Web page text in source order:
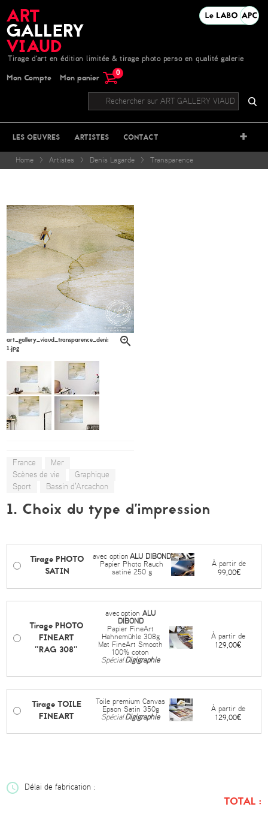
Tirage d'art en édition limitée & tirage photo perso en qualité galerie
Mon Compte Mon panier 0
LES OEUVRES ARTISTES CONTACT +
Home > Artistes > Denis Lagarde > Transparence
art_gallery_viaud_transparence_denis_lagarde6-
1.jpg
France
Mer
Scènes de vie
Graphique
Sport
Bassin d'Arcachon
1. Choix du type d’impression
Tirage PHOTO
SATIN
avec option ALU DIBOND
Papier Photo Rauch
satiné 250 g
À partir de
99,00€
Tirage PHOTO
FINEART
"RAG 308"
avecoptionALU
DIBOND
Papier FineArt
Hahnemühle 308g
Mat FineArt Smooth
100% coton
SpécialDigigraphie
À partir de
129,00€
Tirage TOILE
FINEART
Toile premium Canvas
Epson Satin 350g
SpécialDigigraphie
À partir de
129,00€
Délai de fabrication :
TOTAL :